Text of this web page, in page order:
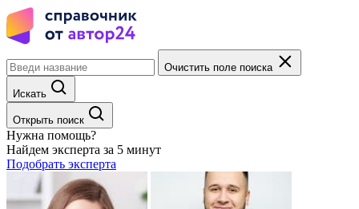
Очистить поле поиска
Искать
Открыть поиск
Нужна помощь?
Найдем эксперта за 5 минут
Подобрать эксперта